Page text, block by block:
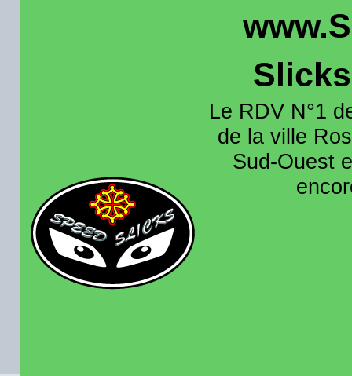
Le RDV N°1
de la ville
Sud-Ouest